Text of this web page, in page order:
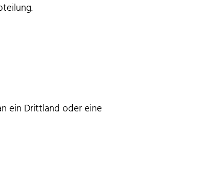
ein Drittland oder eine